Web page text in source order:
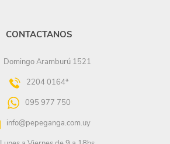
CONTACTANOS
Domingo Aramburú 1521
2204 0164*
095 977 750
info@pepeganga.com.uy